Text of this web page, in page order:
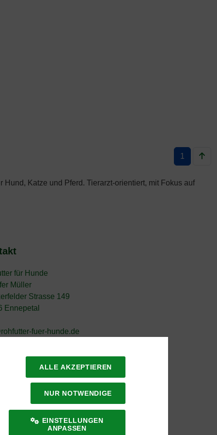
1
Katze und Pferd. Tierarzt-orientiert, mit Fokus auf
für Hunde
Müller
Strasse 149
Ennepetal
fuer-hunde.de
ALLE AKZEPTIEREN
NUR NOTWENDIGE
EINSTELLUNGEN
ANPASSEN